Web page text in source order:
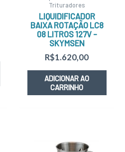
Trituradores
LIQUIDIFICADOR
BAIXA ROTAÇÃO LC8
08 LITROS 127V –
SKYMSEN
R$1.620,00
ADICIONAR AO
CARRINHO